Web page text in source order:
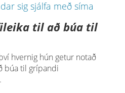
til að búa til
hvernig hún getur notað
búa til grípandi